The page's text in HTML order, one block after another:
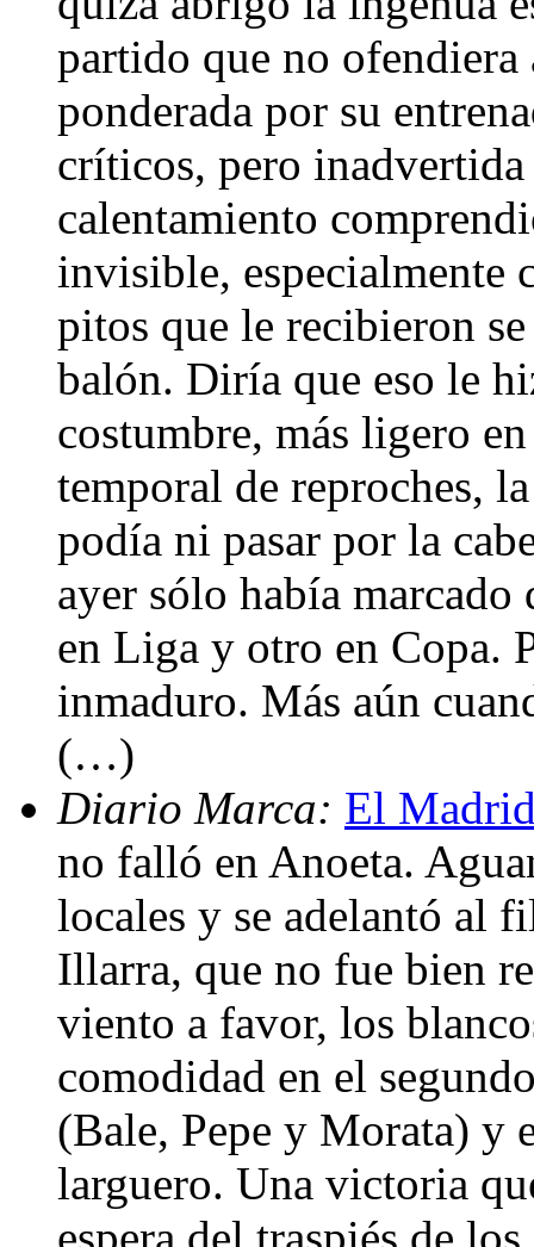
partido que no ofendiera
ponderada por su
críticos, pero
calentamiento
invisible, especialmente
pitos que le recibieron
balón. Diría que eso le
costumbre, más ligero
temporal de reproches,
podía ni pasar por la
ayer sólo había
en Liga y otro en Copa.
inmaduro. Más aún
(…)
Diario Marca: El
no falló en Anoeta.
locales y se adelantó al
Illarra, que no fue bien
viento a favor, los
comodidad en el
(Bale, Pepe y Morata) y
larguero. Una victoria
espera del traspiés de